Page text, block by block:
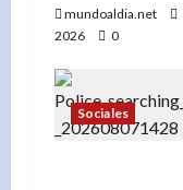
mundoaldia.net
2026
0
Sociales